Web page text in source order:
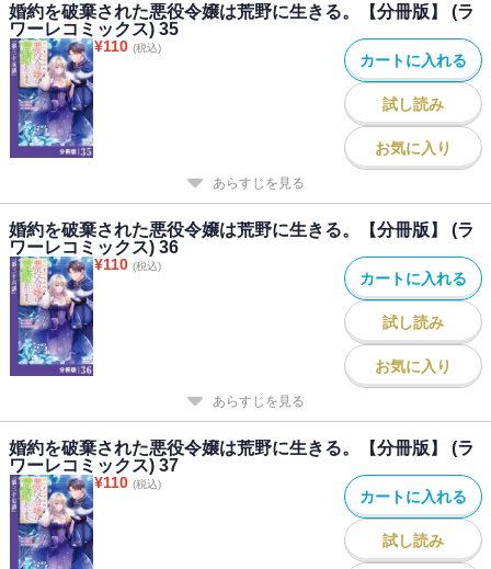
婚約を破棄された悪役令嬢は荒野に生きる。【分冊版】 (ラ
ワーレコミックス) 35
¥110 (税込)
カートに入れる
試し読み
お気に入り
あらすじを見る
婚約を破棄された悪役令嬢は荒野に生きる。【分冊版】 (ラ
ワーレコミックス) 36
¥110 (税込)
カートに入れる
試し読み
お気に入り
あらすじを見る
婚約を破棄された悪役令嬢は荒野に生きる。【分冊版】 (ラ
ワーレコミックス) 37
¥110 (税込)
カートに入れる
試し読み